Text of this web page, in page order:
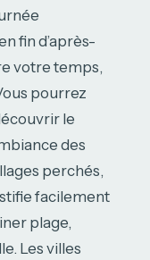
fin d’après-
votre temps,
pourrez
le
des
perchés,
facilement
plage,
Les villes